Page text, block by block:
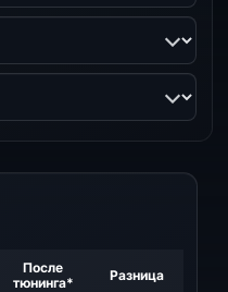
После
тюнинга*
Разница